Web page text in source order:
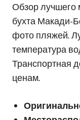
Обзор лучшего
бухта Макади-
фото пляжей.
температура
Транспортная
ценам.